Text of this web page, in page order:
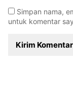
Simpan nama,
untuk komentar